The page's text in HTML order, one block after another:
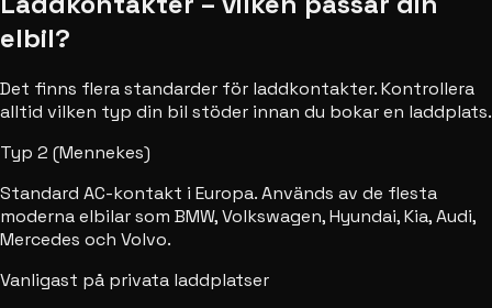
elbil?
Det finns flera standarder för laddkontakter. Kontrollera
alltid vilken typ din bil stöder innan du bokar en laddplats.
Typ 2 (Mennekes)
Standard AC-kontakt i Europa. Används av de flesta
moderna elbilar som BMW, Volkswagen, Hyundai, Kia, Audi,
Mercedes och Volvo.
Vanligast på privata laddplatser